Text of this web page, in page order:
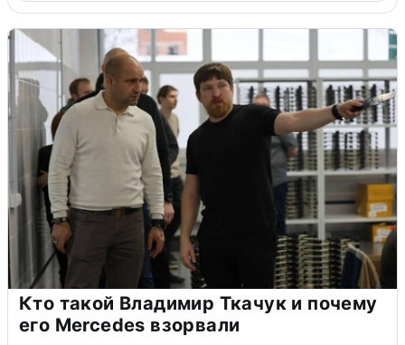
Кто такой Владимир Ткачук и почему
его Mercedes взорвали